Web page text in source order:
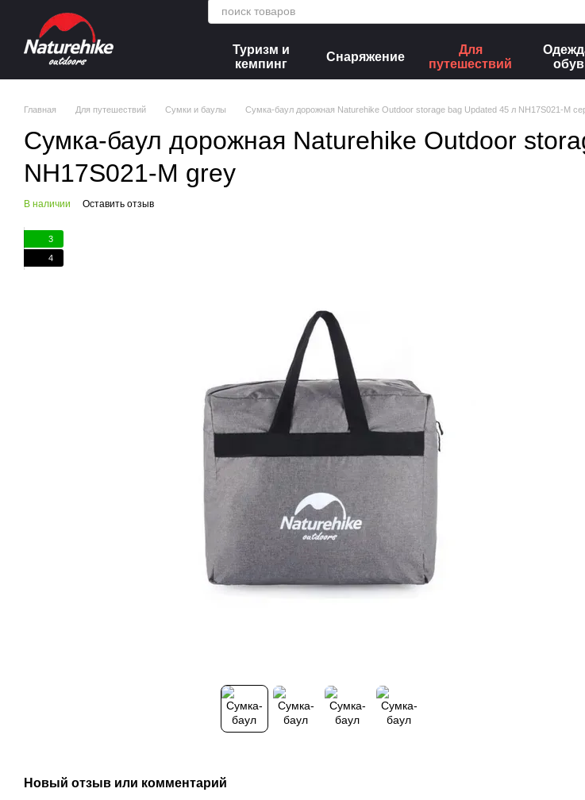
Перейти к основному контенту
Туризм и
кемпинг
Снаряжение
Для
путешествий
Главная Для путешествий Сумки и баулы Сумка-баул дорожная Naturehike Outdoor storage bag Updated 45 л NH17S021-M
Сумка-баул дорожная Naturehike Outdoor
NH17S021-M grey
В наличии Оставить отзыв
3
4
Новый отзыв или комментарий